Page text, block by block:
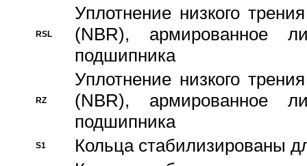
RSL
Уплотнение низкого
(NBR), армированное
подшипника
RZ
Уплотнение низкого
(NBR), армированное
подшипника
S1 Кольца стабилизированы